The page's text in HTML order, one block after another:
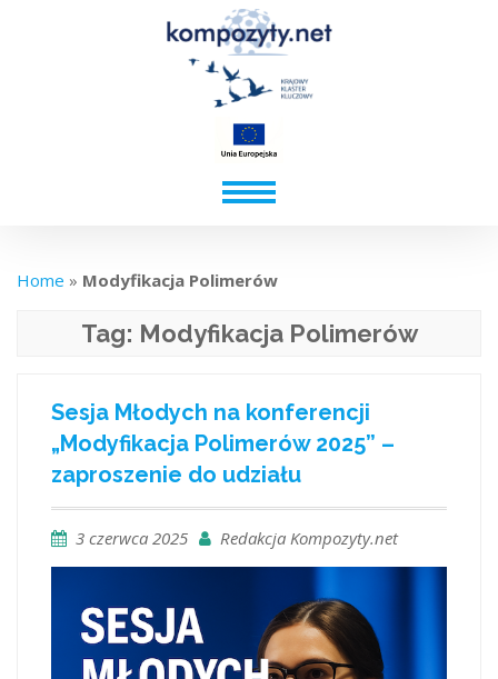
Home » Modyfikacja Polimerów
Tag: Modyfikacja Polimerów
Sesja Młodych na konferencji
„Modyfikacja Polimerów 2025” –
zaproszenie do udziału
3 czerwca 2025 Redakcja Kompozyty.net